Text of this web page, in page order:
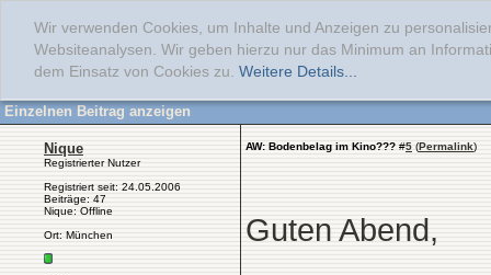
Wir verwenden Cookies, um Inhalte und Anzeigen zu
Websiteanalysen. Wir geben hierzu nur das Minimum an
dem Einsatz von Cookies zu. Weitere Details...
Einzelnen Beitrag anzeigen
Nique
Registrierter Nutzer
Registriert seit: 24.05.2006
Beiträge: 47
Nique: Offline
Ort: München
AW: Bodenbelag im Kino??? #5 (Permalink)
Guten Abend,